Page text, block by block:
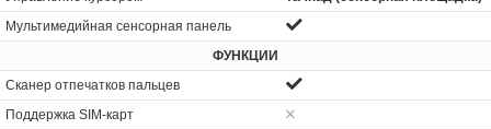
Мультимедийная сенсорная панель
ФУНКЦИИ
Сканер отпечатков пальцев
Поддержка SIM-карт